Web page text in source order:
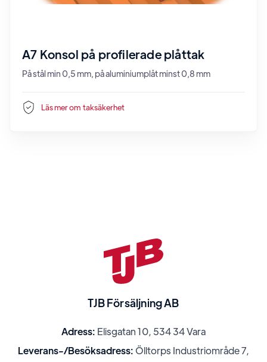
A7 Konsol på profilerade plåttak
På stål min 0,5 mm, på aluminiumplåt minst 0,8 mm
Läs mer om taksäkerhet
TJB Försäljning AB
Adress: Elisgatan 10, 534 34 Vara
Leverans-/Besöksadress: Ölltorps Industriområde 7,